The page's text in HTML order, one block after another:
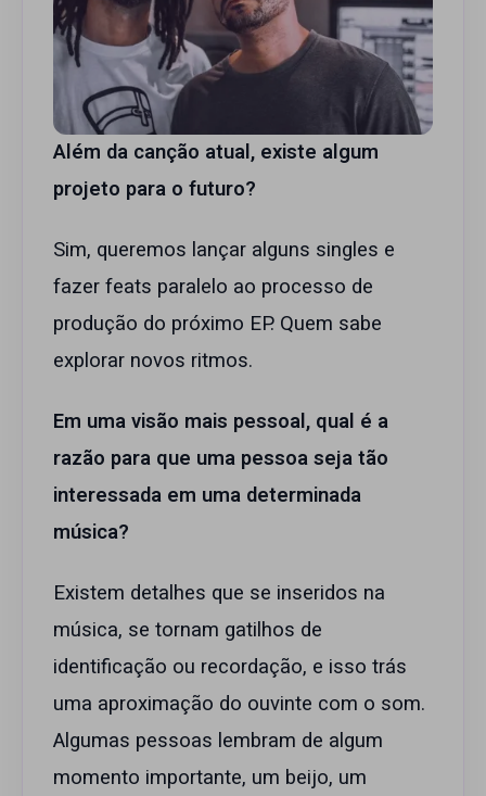
Além da canção atual, existe algum
projeto para o futuro?
Sim, queremos lançar alguns singles e
fazer feats paralelo ao processo de
produção do próximo EP. Quem sabe
explorar novos ritmos.
Em uma visão mais pessoal, qual é a
razão para que uma pessoa seja tão
interessada em uma determinada
música?
Existem detalhes que se inseridos na
música, se tornam gatilhos de
identificação ou recordação, e isso trás
uma aproximação do ouvinte com o som.
Algumas pessoas lembram de algum
momento importante, um beijo, um